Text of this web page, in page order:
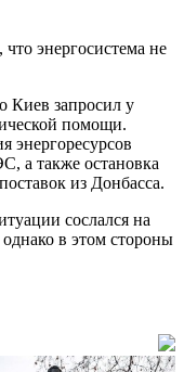
энергосистема не
Киев запросил у
помощи.
энергоресурсов
а также остановка
из Донбасса.
сослался на
в этом стороны